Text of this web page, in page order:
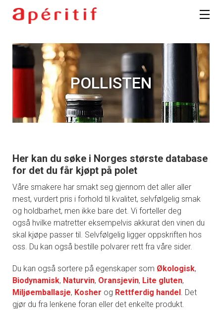
POLLISTEN
Her kan du søke i Norges største database
for det du får kjøpt på polet
Våre smakere har smakt seg gjennom det aller aller
mest, vurdert pris i forhold til kvalitet, selvfølgelig smak
og holdbarhet, men ikke bare det. Vi forteller deg
også hvilke matretter eksempelvis akkurat den vinen du
skal kjøpe passer til. Selvfølgelig ligger oppskriften hos
oss. Du kan også bestille polvarer rett fra våre sider.
Du kan også sortere på egenskaper som Økologisk,
Biodynamisk, Naturvin, Oransjevin, Lite gluten,
Miljøemballasje, Kosher og Rettferdig handel. Det
gjør du fra lenkene foran eller det enkelte produkt.